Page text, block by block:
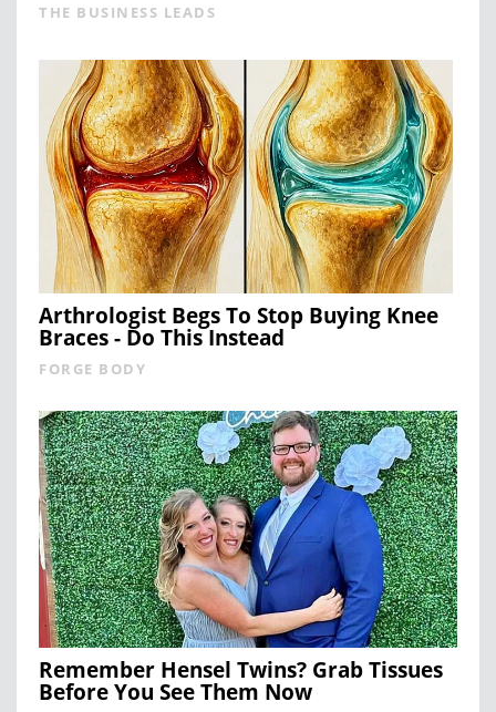
THE BUSINESS LEADS
Arthrologist Begs To Stop Buying Knee
Braces - Do This Instead
FORGE BODY
Remember Hensel Twins? Grab Tissues
Before You See Them Now